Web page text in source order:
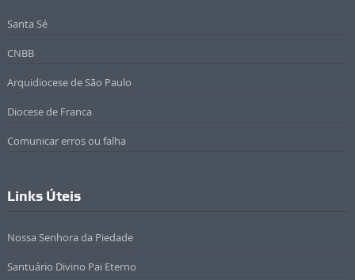
Santa Sé
CNBB
Arquidiocese de São Paulo
Diocese de Franca
Comunicar erros ou falha
Links Úteis
Nossa Senhora da Piedade
Santuário Divino Pai Eterno